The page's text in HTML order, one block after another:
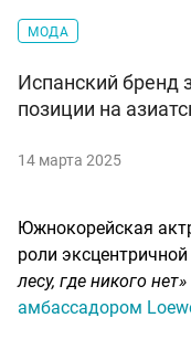
МОДА
Испанский бренд
позиции на
14 марта 2025
Южнокорейская
роли
лесу, где никого нет»
амбассадором